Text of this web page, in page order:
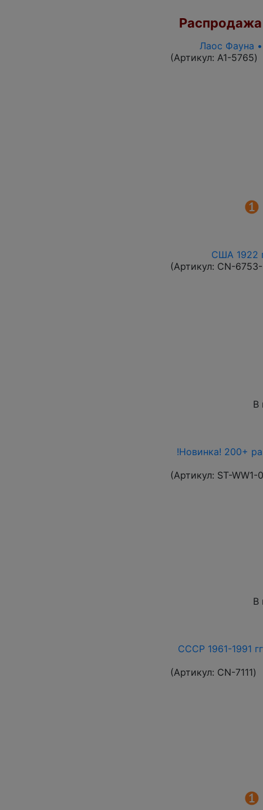
Распродажа
Лаос Фауна
(Артикул: A1-5765)
США 1922
(Артикул: CN-
В
!Новинка! 200+
(Артикул: ST-
В
СССР 1961-1991
(Артикул: СN-7111)